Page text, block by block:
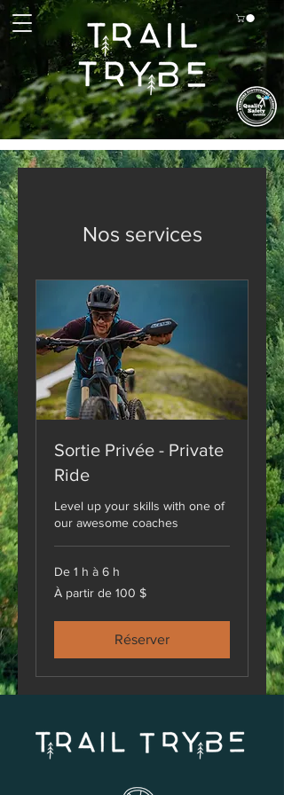
Nos services
Sortie Privée - Private
Ride
Level up your skills with one of
our awesome coaches
De 1 h à 6 h
À
partir
À partir de 100 $
Réserver